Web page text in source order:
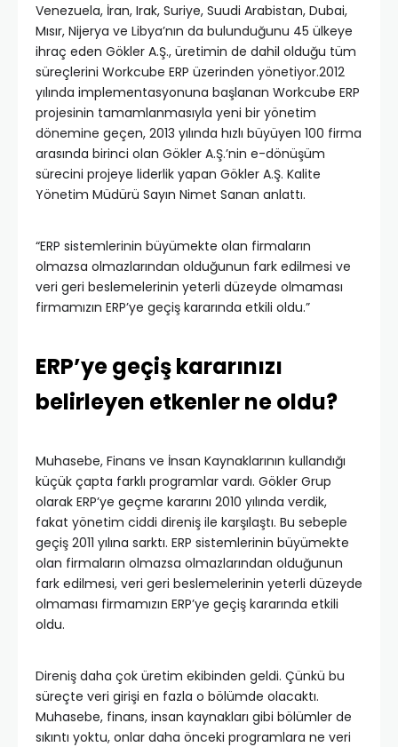
Venezuela, İran, Irak, Suriye, Suudi Arabistan, Dubai,
Mısır, Nijerya ve Libya’nın da bulunduğunu 45 ülkeye
ihraç eden Gökler A.Ş., üretimin de dahil olduğu tüm
süreçlerini Workcube ERP üzerinden yönetiyor.2012
yılında implementasyonuna başlanan Workcube ERP
projesinin tamamlanmasıyla yeni bir yönetim
dönemine geçen, 2013 yılında hızlı büyüyen 100 firma
arasında birinci olan Gökler A.Ş.’nin e-dönüşüm
sürecini projeye liderlik yapan Gökler A.Ş. Kalite
Yönetim Müdürü Sayın Nimet Sanan anlattı.
“ERP sistemlerinin büyümekte olan firmaların
olmazsa olmazlarından olduğunun fark edilmesi ve
veri geri beslemelerinin yeterli düzeyde olmaması
firmamızın ERP’ye geçiş kararında etkili oldu.”
ERP’ye geçiş kararınızı
belirleyen etkenler ne oldu?
Muhasebe, Finans ve İnsan Kaynaklarının kullandığı
küçük çapta farklı programlar vardı. Gökler Grup
olarak ERP’ye geçme kararını 2010 yılında verdik,
fakat yönetim ciddi direniş ile karşılaştı. Bu sebeple
geçiş 2011 yılına sarktı. ERP sistemlerinin büyümekte
olan firmaların olmazsa olmazlarından olduğunun
fark edilmesi, veri geri beslemelerinin yeterli düzeyde
olmaması firmamızın ERP’ye geçiş kararında etkili
oldu.
Direniş daha çok üretim ekibinden geldi. Çünkü bu
süreçte veri girişi en fazla o bölümde olacaktı.
Muhasebe, finans, insan kaynakları gibi bölümler de
sıkıntı yoktu, onlar daha önceki programlara ne veri